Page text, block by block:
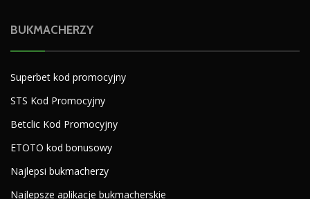
BUKMACHERZY
Superbet kod promocyjny
STS Kod Promocyjny
Betclic Kod Promocyjny
ETOTO kod bonusowy
Najlepsi bukmacherzy
Najlepsze aplikacje bukmacherskie